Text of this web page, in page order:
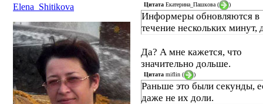
Elena_Shitikova
Цитата Екатерина_Пашкова ( )
Информеры обновляются в
течение нескольких минут,
Да? А мне кажется, что
значительно дольше.
Цитата miflin ( )
Раньше это были секунды,
даже не их доли.